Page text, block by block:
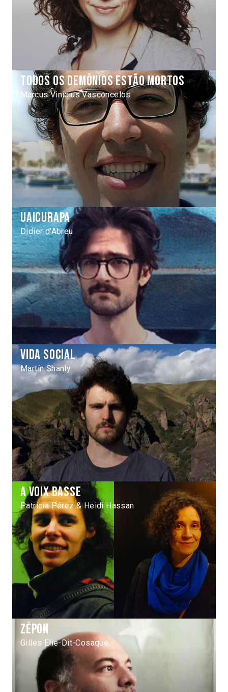
Todos os demônios estão mortos
Marcus Vinícius Vasconcelos
Uaicurapa
Didier d'Abreu
Vida social
Martín Shanly
A voix basse
Patricia Pérez & Heidi Hassan
Zépon
Gilles Elie-Dit-Cosaque